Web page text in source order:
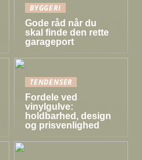
BYGGERI
Gode råd når du
skal finde den rette
garageport
TENDENSER
Fordele ved
vinylgulve:
holdbarhed, design
og prisvenlighed